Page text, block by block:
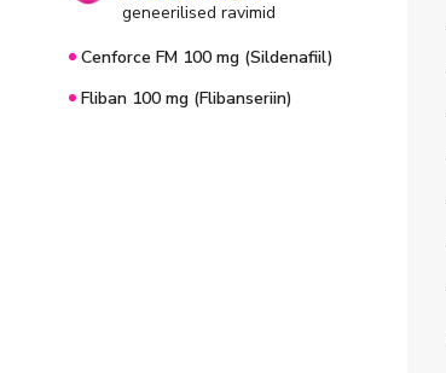
geneerilised ravimid
Cenforce FM 100 mg (Sildenafiil)
Fliban 100 mg (Flibanseriin)